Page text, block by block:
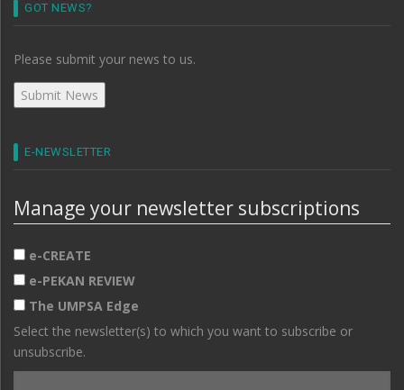
GOT NEWS?
Please submit your news to us.
E-NEWSLETTER
Manage your newsletter subscriptions
e-CREATE
e-PEKAN REVIEW
The UMPSA Edge
Select the newsletter(s) to which you want to subscribe or
unsubscribe.